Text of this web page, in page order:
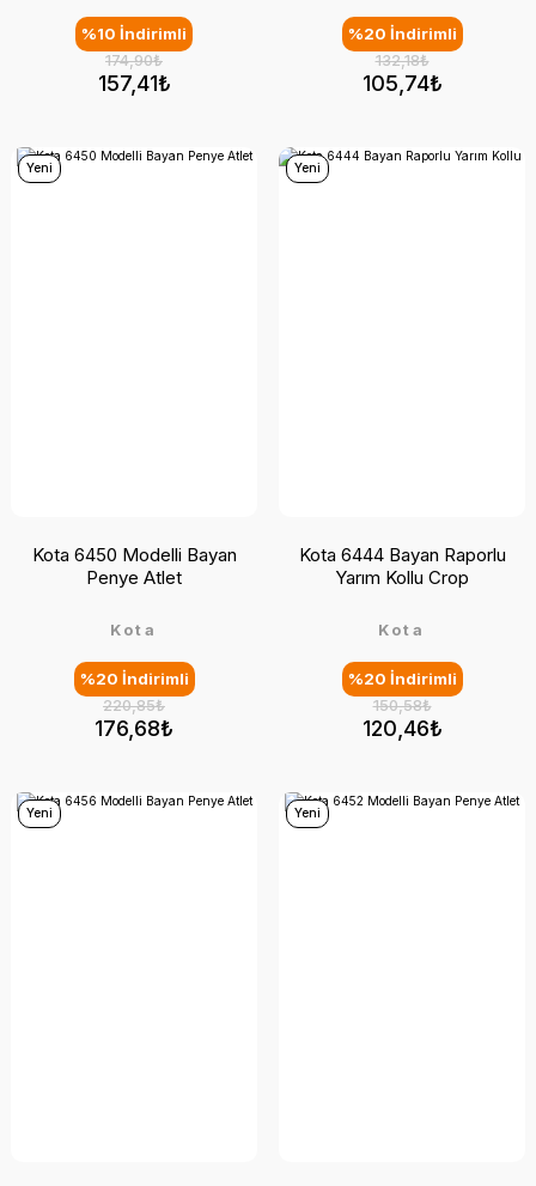
157,41₺
174,90₺
%10 İndirimli
105,74₺
132,18₺
%20 İndirimli
Yeni
176,68₺
220,85₺
%20 İndirimli
Kota
Kota 6450 Modelli Bayan
Penye Atlet
Yeni
120,46₺
150,58₺
%20 İndirimli
Kota
Kota 6444 Bayan Raporlu
Yarım Kollu Crop
Yeni Yeni